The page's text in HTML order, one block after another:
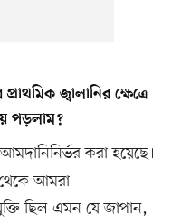
জ্বালানির ক্ষেত্রে
পড়লাম?
করা হয়েছে।
আমরা
ছিল এমন যে জাপান,